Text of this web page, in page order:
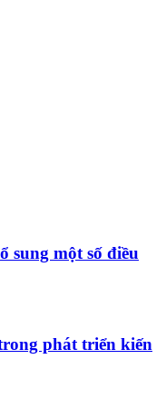
sung một số điều
phát triển kiến